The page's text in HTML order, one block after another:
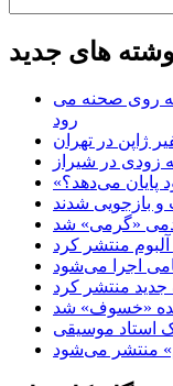
های جدید
به روی صحنه می
رود
ژاپن در تهران
زودی در شیراز
پایان می‌دهد؟
و بازجویی شدند
«گرمی» شد
منتشر کرد
اجرا می‌شود
منتشر کرد
«خسوف» شد
استاد موسیقی
منتشر می‌شود